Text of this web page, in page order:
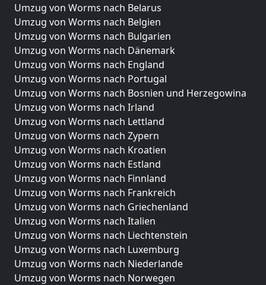
Umzug von Worms nach Belarus
Umzug von Worms nach Belgien
Umzug von Worms nach Bulgarien
Umzug von Worms nach Dänemark
Umzug von Worms nach England
Umzug von Worms nach Portugal
Umzug von Worms nach Bosnien und Herzegowina
Umzug von Worms nach Irland
Umzug von Worms nach Lettland
Umzug von Worms nach Zypern
Umzug von Worms nach Kroatien
Umzug von Worms nach Estland
Umzug von Worms nach Finnland
Umzug von Worms nach Frankreich
Umzug von Worms nach Griechenland
Umzug von Worms nach Italien
Umzug von Worms nach Liechtenstein
Umzug von Worms nach Luxemburg
Umzug von Worms nach Niederlande
Umzug von Worms nach Norwegen